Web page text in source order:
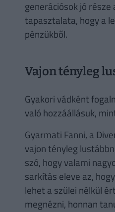
generációsok jó
tapasztalata, hogy a
pénzükből.
Vajon tényleg
Gyakori vádként
való hozzáállásuk,
Gyarmati Fanni, a
vajon tényleg
szó, hogy valami
sarkítás eleve az,
lehet a szülei nélkül
megnézni, honnan